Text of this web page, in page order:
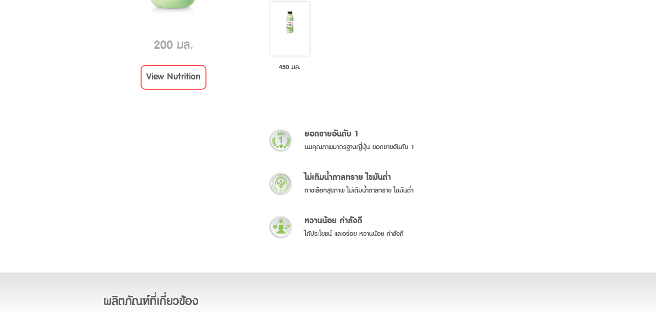
200 มล.
View Nutrition
450 มล.
ยอดขายอันดับ 1
นมคุณภาพมาตรฐานญี่ปุ่น ยอดขายอันดับ 1
ไม่เติมน้ำตาลทราย ไขมันต่ำ
ทางเลือกสุขภาพ ไม่เติมน้ำตาลทราย ไขมันต่ำ
หวานน้อย กำลังดี
ได้ประโยชน์ และอร่อย หวานน้อย กำลังดี
ผลิตภัณฑ์ที่เกี่ยวข้อง